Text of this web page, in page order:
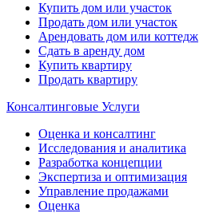
Купить дом или участок
Продать дом или участок
Арендовать дом или коттедж
Сдать в аренду дом
Купить квартиру
Продать квартиру
Консалтинговые Услуги
Оценка и консалтинг
Исследования и аналитика
Разработка концепции
Экспертиза и оптимизация
Управление продажами
Оценка